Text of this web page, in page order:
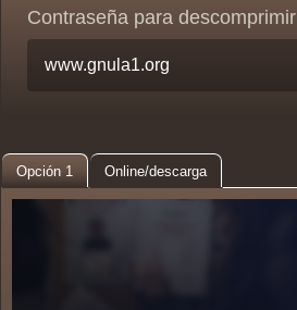
Contraseña para descomprimir
Opción 1 Online/descarga